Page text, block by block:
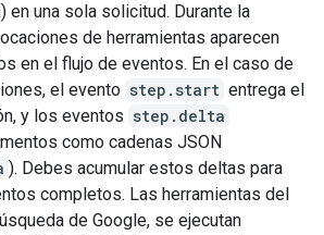
en una sola solicitud. Durante la
de herramientas aparecen
en el flujo de eventos. En el caso de
el evento step.start entrega el
y los eventos step.delta
como cadenas JSON
). Debes acumular estos deltas para
completos. Las herramientas del
de Google, se ejecutan